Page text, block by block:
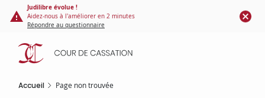
Panneau de gestion des cookies
contenu
principal
Judilibre évolue !
Aidez-nous à l'améliorer en 2 minutes
Répondre au questionnaire
Accueil Page non trouvée